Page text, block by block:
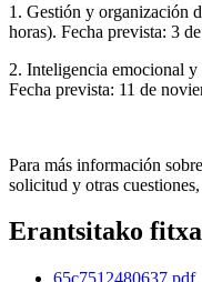
1. Gestión y organización
horas). Fecha prevista: 3
2. Inteligencia emocional
Fecha prevista: 11 de
Para más información
solicitud y otras
Erantsitako